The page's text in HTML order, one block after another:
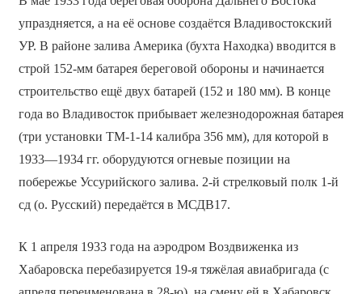
упраздняется, а на её основе создаётся Владивостокский
УР. В районе залива Америка (бухта Находка) вводится в
строй 152-мм батарея береговой обороны и начинается
строительство ещё двух батарей (152 и 180 мм). В конце
года во Владивосток прибывает железнодорожная батарея
(три установки ТМ-1-14 калибра 356 мм), для которой в
1933—1934 гг. оборудуются огневые позиции на
побережье Уссурийского залива. 2-й стрелковый полк 1-й
сд (о. Русский) передаётся в МСДВ17.
К 1 апреля 1933 года на аэродром Воздвиженка из
Хабаровска перебазируется 19-я тяжёлая авиабригада (с